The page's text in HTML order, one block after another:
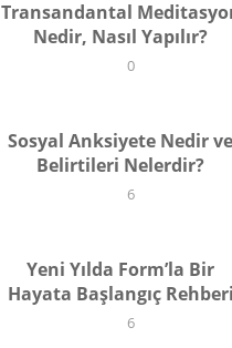
Transandantal
Nedir, Nasıl Yapılır?
0
Sosyal Anksiyete Nedir
Belirtileri Nelerdir?
6
Yeni Yılda Form’la Bir
Hayata Başlangıç
6